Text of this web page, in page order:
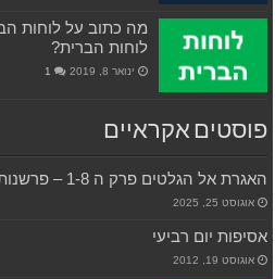
מה כתוב על לוחות
לוחות הברית?
ינואר 8, 2019 1
פוסטים אקראיים
האגרת אל הגלטים פרק ה 1-8 – פרשנות לאגרת אל הגלטים
אוגוסט 25, 2025
אסיפות יום רביעי
אוגוסט 19, 2012